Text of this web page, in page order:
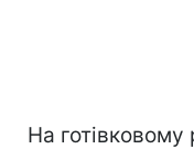
На готівковому